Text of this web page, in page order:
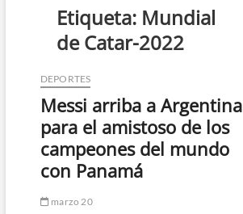
Etiqueta: Mundial
de Catar-2022
DEPORTES
Messi arriba a Argentina
para el amistoso de los
campeones del mundo
con Panamá
marzo 20